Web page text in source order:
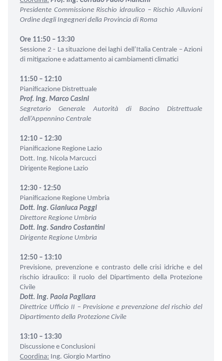
Presidente Commissione Rischio idraulico – Rischio Alluvioni
Ordine degli Ingegneri della Provincia di Roma
Ore 11:50 – 13:30
Sessione 2 - La situazione dei laghi dell’Italia Centrale – Azioni
di mitigazione e adattamento ai cambiamenti climatici
11:50 – 12:10
Pianificazione Distrettuale
Prof. Ing. Marco Casini
Segretario GeneraleAutorità di Bacino Distrettuale
dell’Appennino Centrale
12:10 – 12:30
Pianificazione Regione Lazio
Dott. Ing. Nicola Marcucci
Dirigente Regione Lazio
12:30 - 12:50
Pianificazione Regione Umbria
Dott. Ing. Gianluca Paggi
Direttore Regione Umbria
Dott. Ing. Sandro Costantini
Dirigente Regione Umbria
12:50 – 13:10
Previsione, prevenzione e contrasto delle crisi idriche e del
rischio idraulico: il ruolo del Dipartimento della Protezione
Civile
Dott. Ing. Paola Pagliara
Direttrice Ufficio II – Previsione e prevenzione del rischio del
Dipartimento della Protezione Civile
13:10 – 13:30
Discussione e Conclusioni
Coordina: Ing. Giorgio Martino